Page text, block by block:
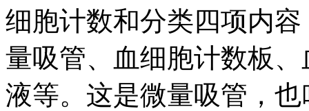
细胞计数和分类四项内
量吸管、血细胞计数板
液等。这是微量吸管，